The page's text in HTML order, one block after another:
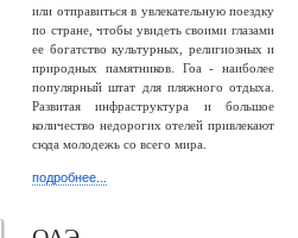
или отправиться в увлекательную поездку
по стране, чтобы увидеть своими глазами
ее богатство культурных, религиозных и
природных памятников. Гоа - наиболее
популярный штат для пляжного отдыха.
Развитая инфраструктура и большое
количество недорогих отелей привлекают
сюда молодежь со всего мира.
подробнее...